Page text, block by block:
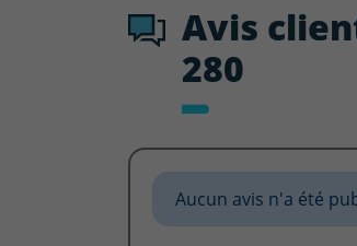
Avis
280
Aucun avis n'a été